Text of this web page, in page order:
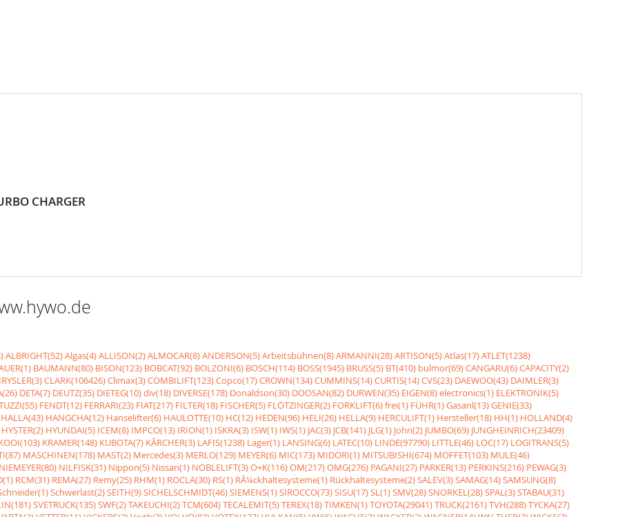
CHARGER
ALBRIGHT(52)Algas(4)ALLISON(2)ALMOCAR(8)ANDERSON(5)Arbeitsbühnen(8)ARMANNI(28)ARTISON(5)Atlas(17)ATLET(1238)
BAUMANN(80) BISON(123) BOBCAT(92) BOLZONI(6) BOSCH(114) BOSS(1945) BRUSS(5) BT(410) bulmor(69)CANGARU(6)CAPACITY(2)
CLARK(106426)Climax(3)COMBILIFT(123)Copco(17)CROWN(134)CUMMINS(14)CURTIS(14)CVS(23) DAEWOO(43) DAIMLER(3)
DETA(7) DEUTZ(35) DIETEG(10)div(18) DIVERSE(178) Donaldson(30) DOOSAN(82) DURWEN(35) EIGEN(8)electronics(1) ELEKTRONIK(5)
FENDT(12) FERRARI(23) FIAT(217) FILTER(18) FISCHER(5) FLÖTZINGER(2) FORKLIFT(6)frei(1) FÜHR(1)Gasanl(13)GENIE(33)
HALLA(43) HANGCHA(12) Hanselifter(6) HAULOTTE(10) HC(12) HEDEN(96) HELI(26) HELLA(9) HERCULIFT(1) Hersteller(18) HH(1) HOLLAND(4)
HYSTER(2) HYUNDAI(5) ICEM(8) IMPCO(13) IRION(1) ISKRA(3) ISW(1) IWS(1) JAC(3) JCB(141) JLG(1) John(2) JUMBO(69) JUNGHEINRICH(23409)
KRAMER(148) KUBOTA(7) KÃRCHER(3) LAFIS(1238) Lager(1) LANSING(6) LATEC(10) LINDE(97790) LITTLE(46) LOC(17) LOGITRANS(5)
MASCHINEN(178) MAST(2) Mercedes(3) MERLO(129) MEYER(6) MIC(173) MIDORI(1) MITSUBISHI(674) MOFFET(103) MULE(46)
NIEMEYER(80) NILFISK(31) Nippon(5) Nissan(1) NOBLELIFT(3)O+K(116)OM(217)OMG(276) PAGANI(27) PARKER(13) PERKINS(216) PEWAG(3)
RCM(31) REMA(27) Remy(25) RHM(1) ROCLA(30) RS(1) RÃ¼ckhaltesysteme(1) Rückhaltesysteme(2)SALEV(3)SAMAG(14)SAMSUNG(8)
Schwerlast(2)SEITH(9)SICHELSCHMIDT(46)SIEMENS(1)SIROCCO(73)SISU(17)SL(1)SMV(28)SNORKEL(28)SPAL(3)STABAU(31)
SVETRUCK(135)SWF(2)TAKEUCHI(2)TCM(604)TECALEMIT(5)TEREX(18)TIMKEN(1)TOYOTA(29041)TRUCK(2161)TVH(288)TYCKA(27)